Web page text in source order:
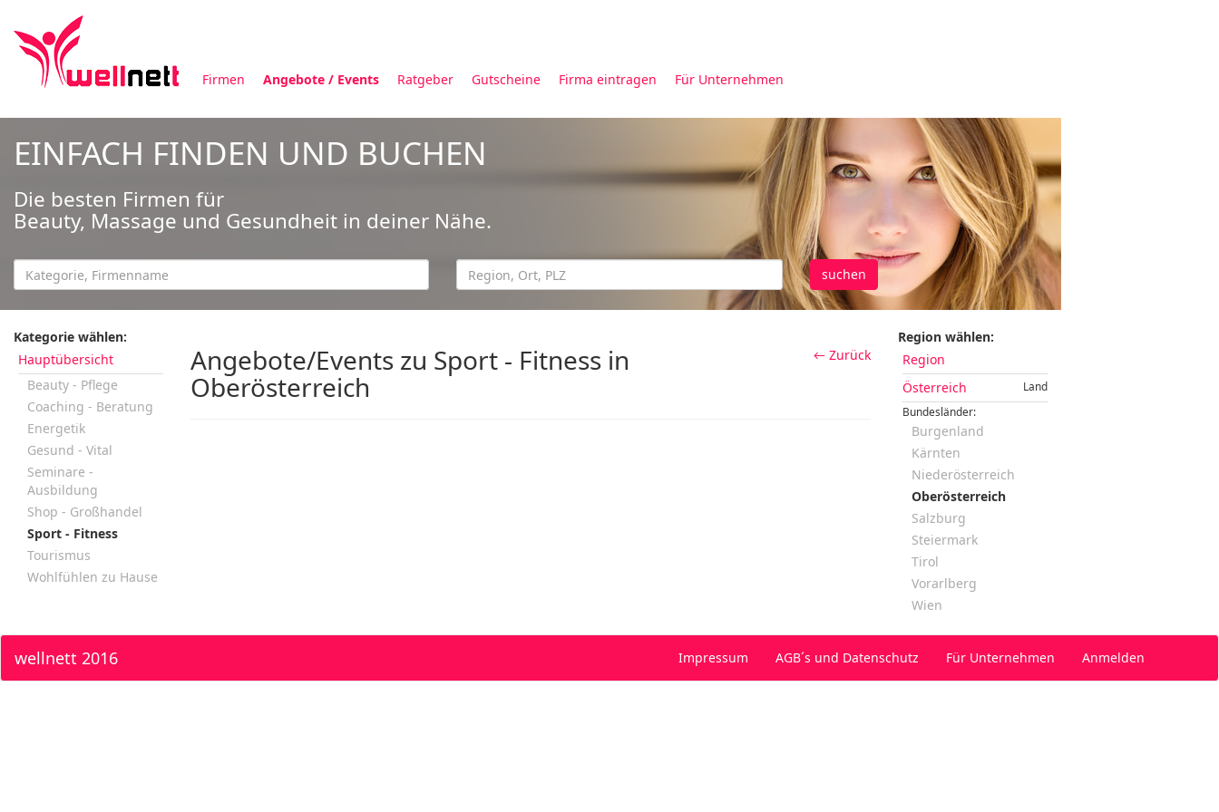
Firmen Angebote / Events Ratgeber Gutscheine Firma eintragen Für Unternehmen
EINFACH FINDEN UND BUCHEN
Die besten Firmen für
Beauty, Massage und Gesundheit in deiner Nähe.
suchen
Kategorie wählen:
Hauptübersicht
Beauty - Pflege
Coaching - Beratung
Energetik
Gesund - Vital
Seminare -
Ausbildung
Shop - Großhandel
Sport - Fitness
Tourismus
Wohlfühlen zu Hause
← Zurück
Angebote/Events zu Sport - Fitness in
Oberösterreich
Region wählen:
Region
Land
Österreich
Bundesländer:
Burgenland
Kärnten
Niederösterreich
Oberösterreich
Salzburg
Steiermark
Tirol
Vorarlberg
Wien
wellnett 2016 Impressum AGB´s und Datenschutz Für Unternehmen Anmelden